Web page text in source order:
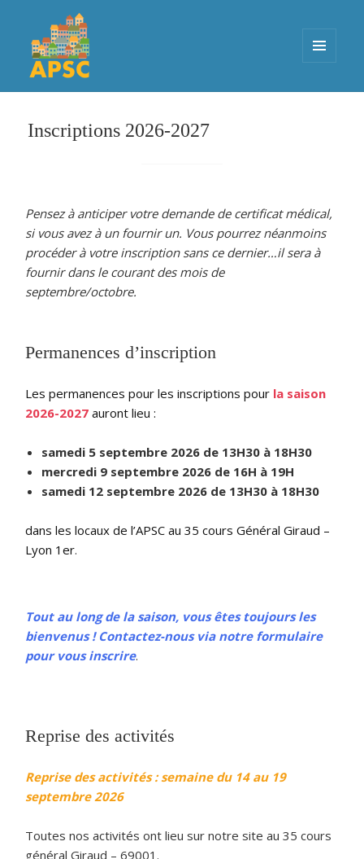
ET
Inscriptions 2026-2027
Pensez à anticiper votre demande de certificat médical,
si vous avez à un fournir un. Vous pourrez néanmoins
procéder à votre inscription sans ce dernier…il sera à
fournir dans le courant des mois de
septembre/octobre.
Permanences d’inscription
Les permanences pour les inscriptions pour la saison
2026-2027 auront lieu :
samedi 5 septembre 2026 de 13H30 à 18H30
mercredi 9 septembre 2026 de 16H à 19H
samedi 12 septembre 2026 de 13H30 à 18H30
dans les locaux de l’APSC au 35 cours Général Giraud –
Lyon 1er.
Tout au long de la saison, vous êtes toujours les
bienvenus ! Contactez-nous via notre formulaire
pour vous inscrire.
Reprise des activités
Reprise des activités : semaine du 14 au 19
septembre 2026
Toutes nos activités ont lieu sur notre site au 35 cours
général Giraud – 69001.